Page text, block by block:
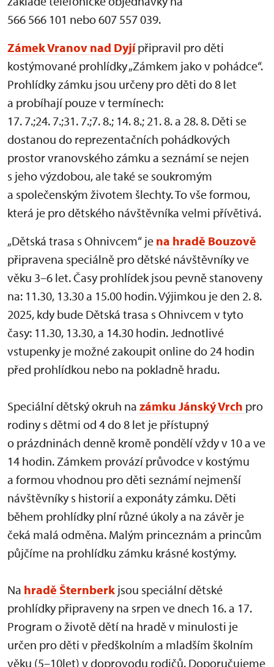
566 566 101 nebo 607 557 039.
Zámek Vranov nad Dyjípřipravil pro děti
kostýmované prohlídky „Zámkem jako v pohádce“.
Prohlídky zámku jsou určeny pro děti do 8 let
a probíhají pouze v termínech:
17. 7.;24. 7.;31. 7.;7. 8.; 14. 8.; 21. 8. a 28. 8. Děti se
dostanou do reprezentačních pohádkových
prostor vranovského zámku a seznámí se nejen
s jeho výzdobou, ale také se soukromým
a společenským životem šlechty. To vše formou,
která je pro dětského návštěvníka velmi přívětivá.
„Dětská trasa s Ohnivcem“ je na hradě Bouzově
připravena speciálně pro dětské návštěvníky ve
věku 3–6 let. Časy prohlídek jsou pevně stanoveny
na: 11.30, 13.30 a 15.00 hodin. Výjimkou je den 2. 8.
2025, kdy bude Dětská trasa s Ohnivcem v tyto
časy: 11.30, 13.30, a 14.30 hodin. Jednotlivé
vstupenky je možné zakoupit online do 24 hodin
před prohlídkou nebo na pokladně hradu.
Speciální dětský okruh na zámku Jánský Vrch pro
rodiny s dětmi od 4 do 8 let je přístupný
o prázdninách denně kromě pondělí vždy v 10 a ve
14 hodin. Zámkem provází průvodce v kostýmu
a formou vhodnou pro děti seznámí nejmenší
návštěvníky s historií a exponáty zámku. Děti
během prohlídky plní různé úkoly a na závěr je
čeká malá odměna. Malým princeznám a princům
půjčíme na prohlídku zámku krásné kostýmy.
Na hradě Šternberk jsou speciální dětské
prohlídky připraveny na srpen ve dnech 16. a 17.
Program o životě dětí na hradě v minulosti je
určen pro děti v předškolním a mladším školním
věku (5–10let) v doprovodu rodičů. Doporučujeme